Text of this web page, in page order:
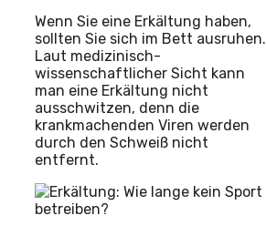
Wenn Sie eine Erkältung haben,
sollten Sie sich im Bett ausruhen.
Laut medizinisch-
wissenschaftlicher Sicht kann
man eine Erkältung nicht
ausschwitzen, denn die
krankmachenden Viren werden
durch den Schweiß nicht
entfernt.